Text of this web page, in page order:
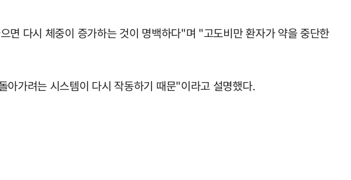
면 다시 체중이 증가하는 것이 명백하다"며 "고도비만 환자가 약을 중단한
가려는 시스템이 다시 작동하기 때문"이라고 설명했다.